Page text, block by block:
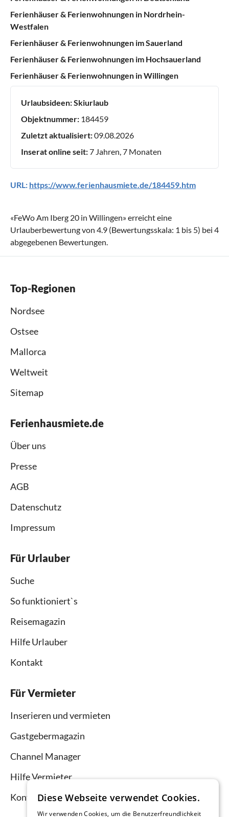
Ferienhäuser & Ferienwohnungen in Nordrhein-
Westfalen
Ferienhäuser & Ferienwohnungen im Sauerland
Ferienhäuser & Ferienwohnungen im Hochsauerland
Ferienhäuser & Ferienwohnungen in Willingen
Urlaubsideen:Skiurlaub
Objektnummer: 184459
Zuletzt aktualisiert:09.08.2026
Inserat online seit:7 Jahren, 7 Monaten
URL: https://www.ferienhausmiete.de/184459.htm
«FeWo Am Iberg 20 in Willingen» erreicht eine
Urlauberbewertung von 4.9 (Bewertungsskala: 1 bis 5) bei 4
abgegebenen Bewertungen.
Top-Regionen
Nordsee
Ostsee
Mallorca
Weltweit
Sitemap
Ferienhausmiete.de
Über uns
Presse
AGB
Datenschutz
Impressum
Für Urlauber
Suche
So funktioniert`s
Reisemagazin
Hilfe Urlauber
Kontakt
Für Vermieter
Inserieren und vermieten
Gastgebermagazin
Channel Manager
Hilfe Vermieter
KontaktDiese Webseite verwendet Cookies.
Wir verwenden Cookies, um die Benutzerfreundlichkeit